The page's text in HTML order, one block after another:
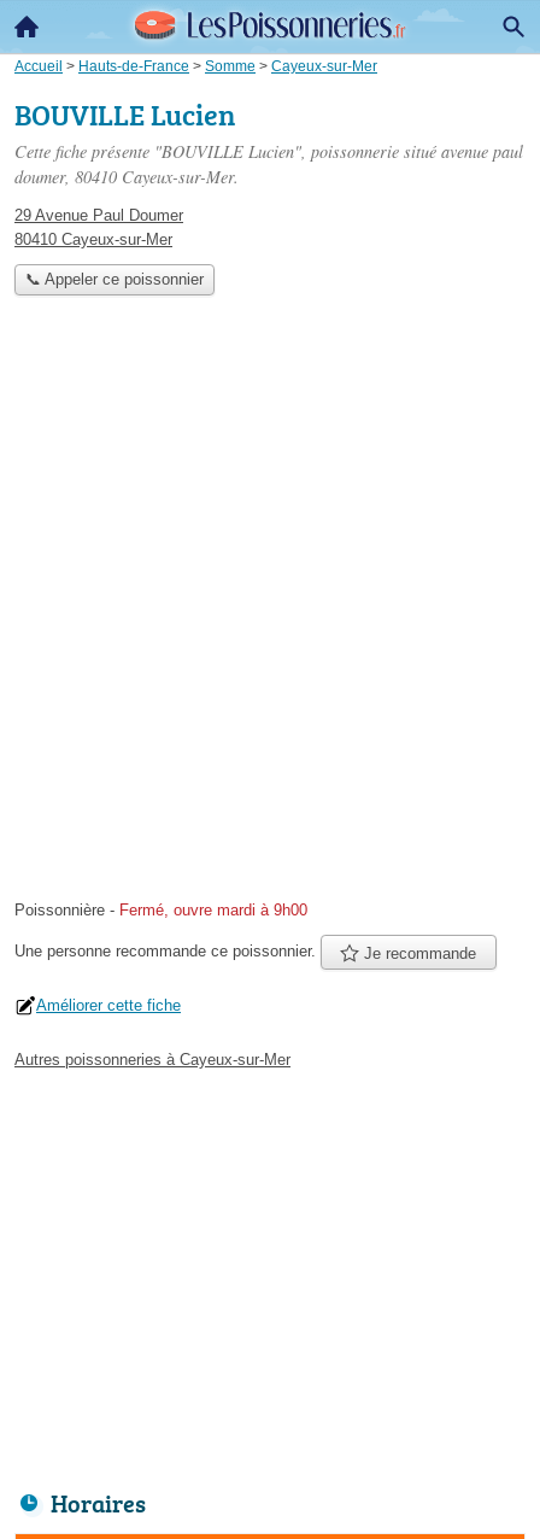
Accueil > Hauts-de-France > Somme > Cayeux-sur-Mer
BOUVILLE Lucien
Cette fiche présente "BOUVILLE Lucien", poissonnerie situé avenue paul
doumer, 80410 Cayeux-sur-Mer.
29 Avenue Paul Doumer
80410 Cayeux-sur-Mer
📞 Appeler ce poissonnier
Poissonnière - Fermé, ouvre mardi à 9h00
Une personne recommande ce poissonnier. Je recommande
Améliorer cette fiche
Autres poissonneries à Cayeux-sur-Mer
Horaires